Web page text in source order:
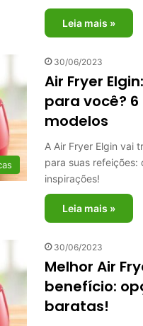
Leia mais »
30/06/2023
Air Fryer
para você?
modelos
A Air Fryer Elgin vai
para suas refeições:
inspirações!
Leia mais »
30/06/2023
Melhor Air
benefício:
baratas!